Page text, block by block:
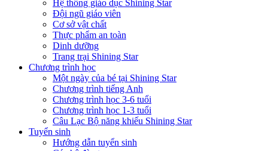
Hệ thống giáo dục Shining Star
Đội ngũ giáo viên
Cơ sở vật chất
Thực phẩm an toàn
Dinh dưỡng
Trang trại Shining Star
Chương trình học
Một ngày của bé tại Shining Star
Chương trình tiếng Anh
Chương trình học 3-6 tuổi
Chương trình học 1-3 tuổi
Câu Lạc Bộ năng khiếu Shining Star
Tuyển sinh
Hướng dẫn tuyển sinh